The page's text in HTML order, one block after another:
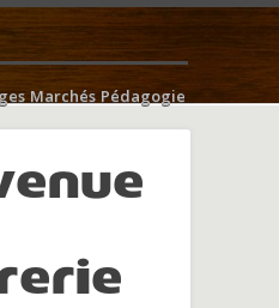
Marchés Pédagogie